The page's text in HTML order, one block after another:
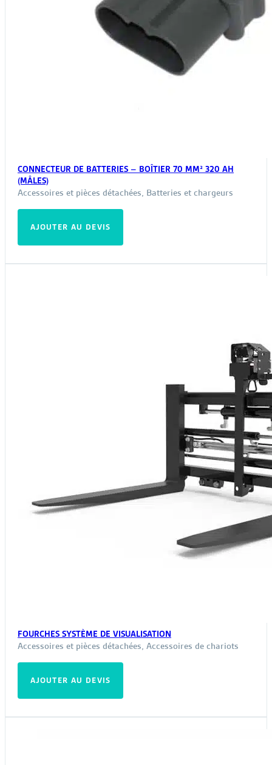
CONNECTEUR DE BATTERIES – BOÎTIER 70 MM² 320 AH
(MÂLES)
Accessoires et pièces détachées, Batteries et chargeurs
AJOUTER AU DEVIS
FOURCHES SYSTÈME DE VISUALISATION
Accessoires et pièces détachées, Accessoires de chariots
AJOUTER AU DEVIS